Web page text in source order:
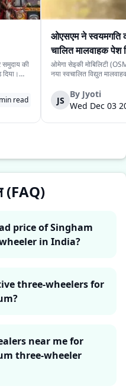
समुदाय की
थे।
min read
ओएसएम ने स्वयमगति
चालित मालवाहक पेश
ओमेगा सेइकी मोबिलिटी
नया स्वचालित विद्युत
के स्वचालित यात्री संस्करण
लिये प्रस्तुत किया गया दूसरा
JS
By Jyoti
Wed Dec 03
(FAQ)
price of Singham
in India?
three-wheelers for
near me for
three-wheeler